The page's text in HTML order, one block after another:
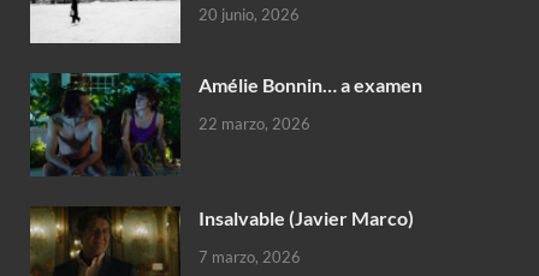
20 junio, 2026
Amélie Bonnin… a examen
22 marzo, 2026
Insalvable (Javier Marco)
7 marzo, 2026